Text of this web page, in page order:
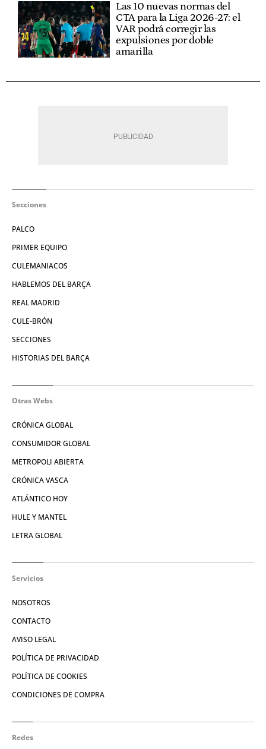
Las 10 nuevas normas del
CTA para la Liga 2026-27: el
VAR podrá corregir las
expulsiones por doble
amarilla
Secciones
PALCO
PRIMER EQUIPO
CULEMANIACOS
HABLEMOS DEL BARÇA
REAL MADRID
CULE-BRÓN
SECCIONES
HISTORIAS DEL BARÇA
Otras Webs
CRÓNICA GLOBAL
CONSUMIDOR GLOBAL
METROPOLI ABIERTA
CRÓNICA VASCA
ATLÁNTICO HOY
HULE Y MANTEL
LETRA GLOBAL
Servicios
NOSOTROS
CONTACTO
AVISO LEGAL
POLÍTICA DE PRIVACIDAD
POLÍTICA DE COOKIES
CONDICIONES DE COMPRA
Redes